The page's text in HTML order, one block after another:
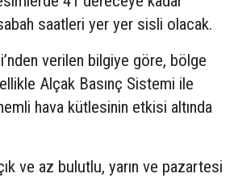
saatleri yer yer sisli olacak.
verilen bilgiye göre, bölge
Alçak Basınç Sistemi ile
hava kütlesinin etkisi altında
ve az bulutlu, yarın ve pazartesi